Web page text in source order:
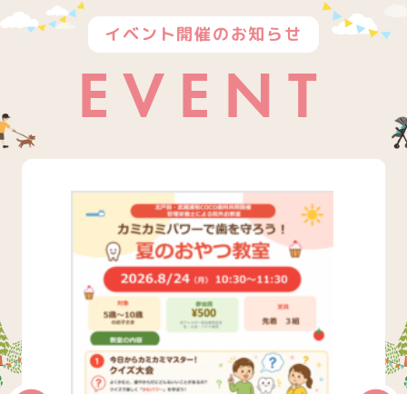
詳細は下記イベント開催欄をチェックお願い
いたします！
2026.07.14
夏祭りシーズンがやってきました
7月26日 16:45〜20:00、武蔵浦和西口徒歩1分
の会場で院外イベントを開催します!
お口育てにちなんだ吹き戻しゲームをご用意
していますので、お子さんもご家族も一緒に
楽しんでください♪
参加費は無料です。詳細は下記イベント開催
欄をチェックお願いいたします!
イベント開催のお知らせ
EVENT